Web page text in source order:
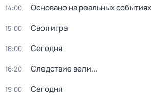
14:00 Основано на реальных событиях
15:00 Своя игра
16:00 Сегодня
16:20 Следствие вели...
19:00 Сегодня